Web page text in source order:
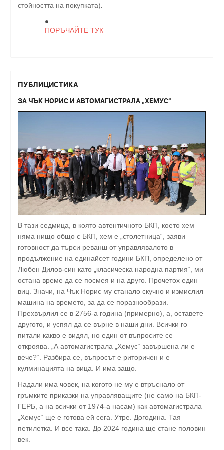
стойността на покупката).
ПОРЪЧАЙТЕ ТУК
ПУБЛИЦИСТИКА
ЗА ЧЪК НОРИС И АВТОМАГИСТРАЛА „ХЕМУС“
В тази седмица, в която автентичното БКП, което хем
няма нищо общо с БКП, хем е „столетница“, заяви
готовност да търси реванш от управлявалото в
продължение на единайсет години БКП, определено от
Любен Дилов-син като „класическа народна партия“, ми
остана време да се посмея и на друго. Прочетох един
виц. Значи, на Чък Норис му станало скучно и измислил
машина на времето, за да се поразнообрази.
Прехвърлил се в 2756-а година (примерно), а, оставете
другото, и успял да се върне в наши дни. Всички го
питали какво е видял, но един от въпросите се
откроява. „А автомагистрала „Хемус“ завършена ли е
вече?“. Разбира се, въпросът е риторичен и е
кулминацията на вица. И има защо.
Надали има човек, на когото не му е втръснало от
гръмките приказки на управляващите (не само на БКП-
ГЕРБ, а на всички от 1974-а насам) как автомагистрала
„Хемус“ ще е готова ей сега. Утре. Догодина. Тая
петилетка. И все така. До 2024 година ще стане половин
век.